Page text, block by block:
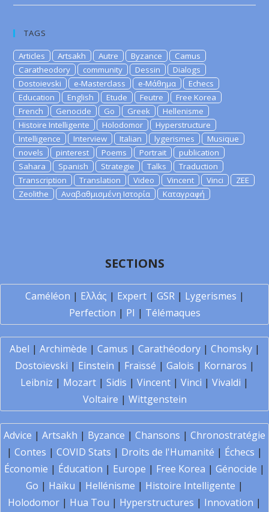
TAGS
Articles Artsakh Autre Byzance
Camus
Caratheodory
community Dessin
Dialogs
Dostoievski
e-Masterclass e-Μάθημα
Echecs
Education
English Etude Feutre
Free Korea
French
Genocide Go Greek
Hellenisme
Histoire Intelligente
Holodomor
Hyperstructure
Intelligence
Interview Italian lygerismes
Musique
novels
pinterest Poems Portrait
publication
Sahara
Spanish Strategie Talks
Traduction
Transcription
Translation Video Vincent Vinci
ZEE
Zeolithe
Αναβαθμισμένη Ιστορία Καταγραφή
SECTIONS
Caméléon | Ελλάς | Expert| GSR| Lygerismes |
Perfection | PI | Télémaques
Abel | Archimède | Camus | Carathéodory| Chomsky|
Dostoïevski | Einstein | Fraïssé | Galois | Kornaros |
Leibniz | Mozart | Sidis | Vincent | Vinci | Vivaldi |
Voltaire | Wittgenstein
Advice | Artsakh | Byzance | Chansons | Chronostratégie
| Contes | COVID Stats | Droits de l'Humanité | Échecs |
Économie | Éducation | Europe | Free Korea | Génocide |
Go | Haïku | Hellénisme | Histoire Intelligente |
Holodomor | Hua Tou | Hyperstructures | Innovation |